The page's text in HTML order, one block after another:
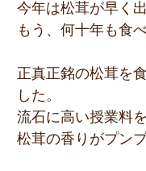
今年は松茸が早く
もう、何十年も食
正真正銘の松茸を
した。
流石に高い授業料
松茸の香りがプン